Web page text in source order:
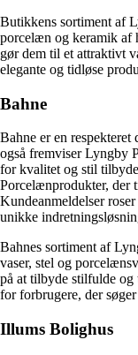
Butikkens sortiment af
porcelæn og keramik af
gør dem til et attraktivt
elegante og tidløse
Bahne
Bahne er en
også fremviser Lyngby
for kvalitet og stil
Porcelænprodukter, der
Kundeanmeldelser
unikke
Bahnes sortiment af
vaser, stel og
på at tilbyde stilfulde
for forbrugere, der
Illums Bolighus